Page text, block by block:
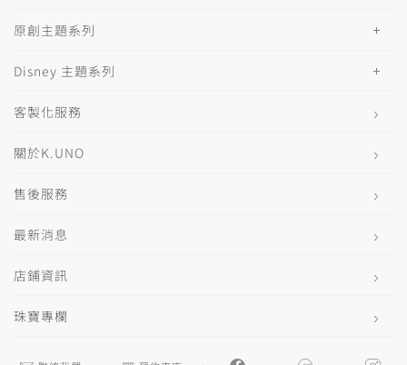
原創主題系列
Disney 主題系列
客製化服務
關於K.UNO
售後服務
最新消息
店鋪資訊
珠寶專欄